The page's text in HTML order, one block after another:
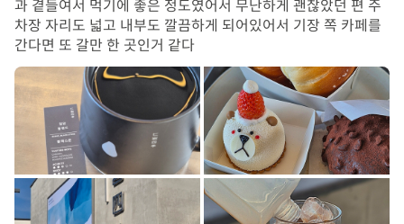
과 곁들여서 먹기에 좋은 정도였어서 무난하게 괜찮았던 편 주
차장 자리도 넓고 내부도 깔끔하게 되어있어서 기장 쪽 카페를
간다면 또 갈만 한 곳인거 같다